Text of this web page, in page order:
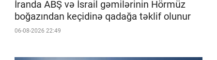
İranda ABŞ və İsrail gəmilərinin Hörmüz
boğazından keçidinə qadağa təklif olunur
06-08-2026 22:49